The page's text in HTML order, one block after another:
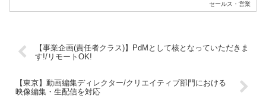
セールス・営業
【事業企画(責任者クラス)】PdMとして核となっていただきま
す!/リモートOK!
【東京】動画編集ディレクター/クリエイティブ部門における
映像編集・生配信を対応